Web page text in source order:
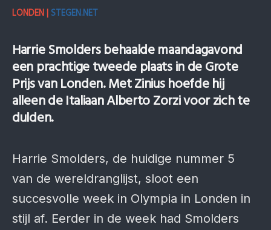
LONDEN | STEGEN.NET
Harrie Smolders behaalde maandagavond
een prachtige tweede plaats in de Grote
Prijs van Londen. Met Zinius hoefde hij
alleen de Italiaan Alberto Zorzi voor zich te
dulden.
Harrie Smolders, de huidige nummer 5
van de wereldranglijst, sloot een
succesvolle week in Olympia in Londen in
stijl af. Eerder in de week had Smolders